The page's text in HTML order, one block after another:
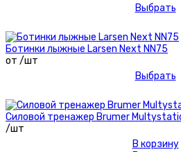
Выбрать
Ботинки лыжные Larsen Next NN75
от /шт
Выбрать
Силовой тренажер Brumer
/шт
В корзину